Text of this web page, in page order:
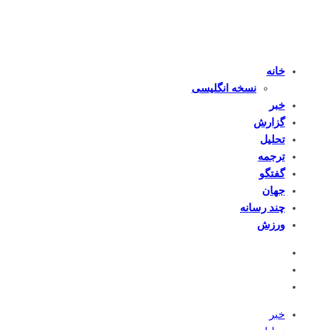
خانه
نسخه انگلیسی
خبر
گزارش
تحلیل
ترجمه
گفتگو
جهان
چند رسانه
ورزش
خبر